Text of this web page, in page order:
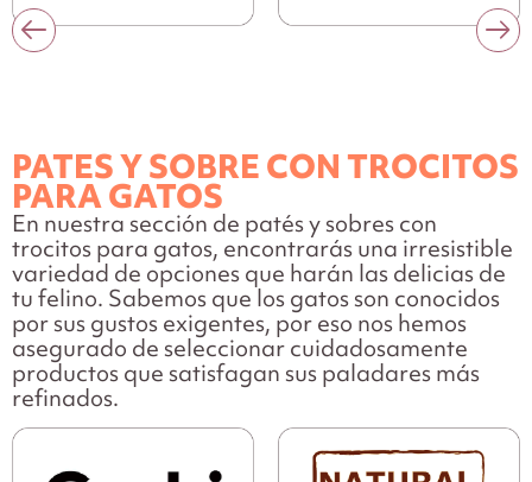
PATES Y SOBRE CON TROCITOS
PARA GATOS
En nuestra sección de patés y sobres con
trocitos para gatos, encontrarás una irresistible
variedad de opciones que harán las delicias de
tu felino. Sabemos que los gatos son conocidos
por sus gustos exigentes, por eso nos hemos
asegurado de seleccionar cuidadosamente
productos que satisfagan sus paladares más
refinados.